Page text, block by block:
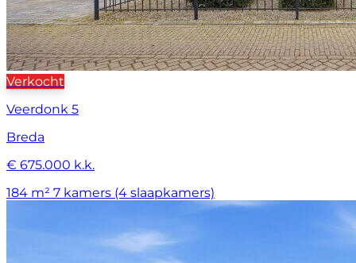
Verkocht
Veerdonk 5
Breda
€ 675.000 k.k.
184 m² 7 kamers (4 slaapkamers)